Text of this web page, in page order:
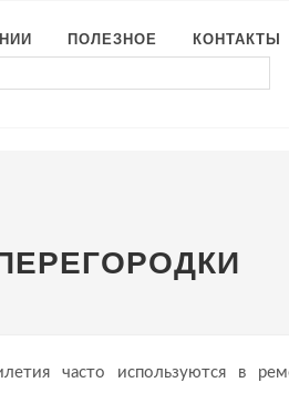
ПОЛЕЗНОЕ КОНТАКТЫ
часто используются в